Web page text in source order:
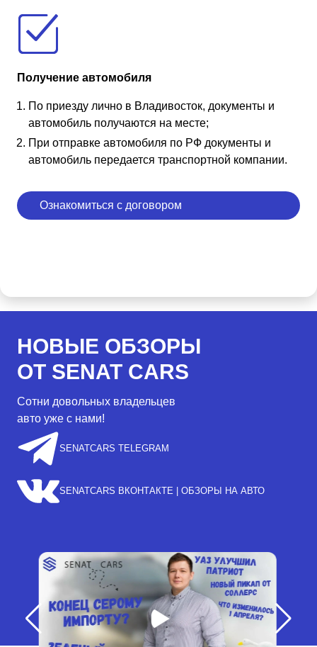
Получение автомобиля
По приезду лично в Владивосток, документы и
автомобиль получаются на месте;
При отправке автомобиля по РФ документы и
автомобиль передается транспортной компании.
Ознакомиться с договором
НОВЫЕ ОБЗОРЫ
ОТ SENAT CARS
Сотни довольных владельцев
авто уже с нами!
SENATCARS TELEGRAM
SENATCARS ВКОНТАКТЕ | ОБЗОРЫ НА АВТО